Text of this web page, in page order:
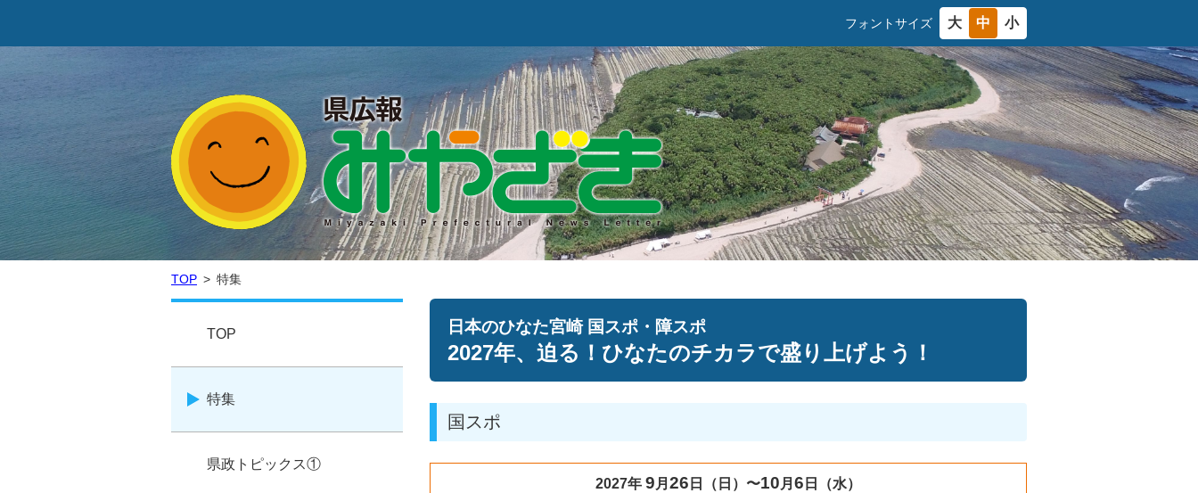
フォントサイズ 大 中 小
TOP 特集
TOP
特集
県政トピックス①
日本のひなた宮崎 国スポ・障スポ
2027年、迫る！ひなたのチカラで盛り上げよう！
国スポ
2027年 9 月 26 日（日）〜10 月 6 日（水）